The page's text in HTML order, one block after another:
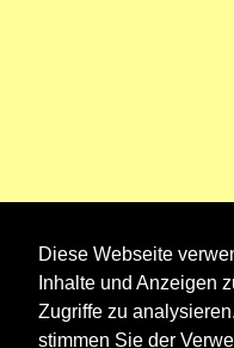
Diese Webseite
Inhalte und Anzeigen
Zugriffe zu
stimmen Sie der